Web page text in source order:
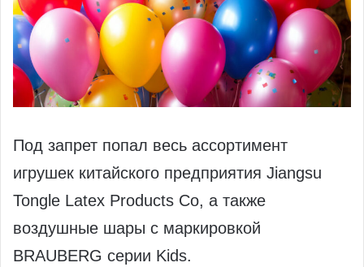
Под запрет попал весь ассортимент
игрушек китайского предприятия Jiangsu
Tongle Latex Products Co, а также
воздушные шары с маркировкой
BRAUBERG серии Kids.